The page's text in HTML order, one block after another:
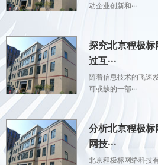
动企业创新和···
探究北京程极
过互···
随着信息技术的飞速
可或缺的一部···
分析北京程极
网技···
北京程极标网络科技